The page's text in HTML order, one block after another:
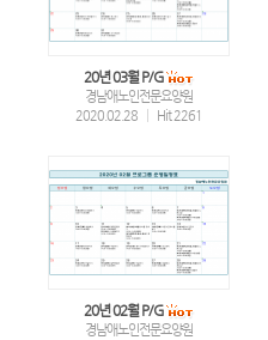
20년 03월 P/G
경남애노인전문요양원
2020.02.28
Hit 2261
20년 02월 P/G
경남애노인전문요양원